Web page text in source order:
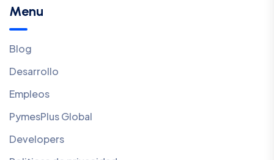
Menu
Blog
Desarrollo
Empleos
PymesPlus Global
Developers